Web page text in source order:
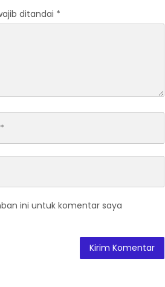
ditandai *
ini untuk komentar saya